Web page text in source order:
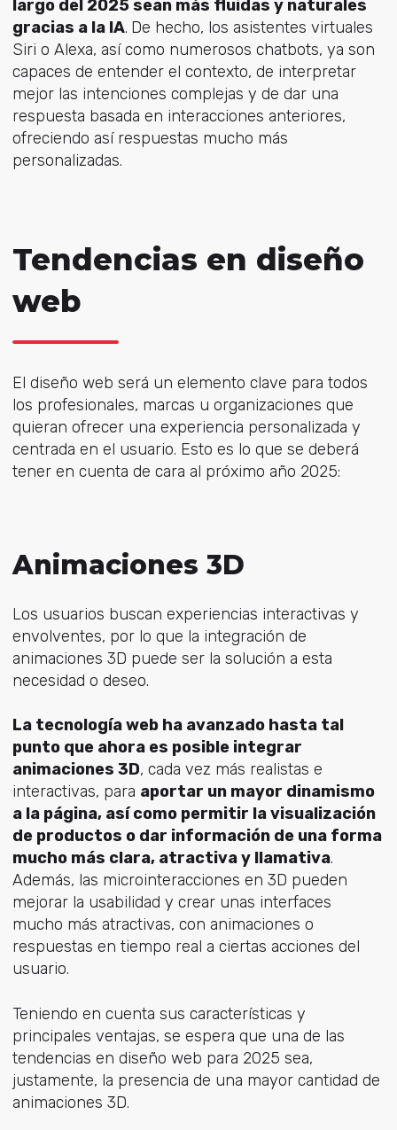
largo del 2025 sean más fluidas y naturales
gracias a la IA. De hecho, los asistentes virtuales
Siri o Alexa, así como numerosos chatbots, ya son
capaces de entender el contexto, de interpretar
mejor las intenciones complejas y de dar una
respuesta basada en interacciones anteriores,
ofreciendo así respuestas mucho más
personalizadas.
Tendencias en diseño
web
El diseño web será un elemento clave para todos
los profesionales, marcas u organizaciones que
quieran ofrecer una experiencia personalizada y
centrada en el usuario. Esto es lo que se deberá
tener en cuenta de cara al próximo año 2025:
Animaciones 3D
Los usuarios buscan experiencias interactivas y
envolventes, por lo que la integración de
animaciones 3D puede ser la solución a esta
necesidad o deseo.
La tecnología web ha avanzado hasta tal
punto que ahora es posible integrar
animaciones 3D, cada vez más realistas e
interactivas, para aportar un mayor dinamismo
a la página, así como permitir la visualización
de productos o dar información de una forma
mucho más clara, atractiva y llamativa.
Además, las microinteracciones en 3D pueden
mejorar la usabilidad y crear unas interfaces
mucho más atractivas, con animaciones o
respuestas en tiempo real a ciertas acciones del
usuario.
Teniendo en cuenta sus características y
principales ventajas, se espera que una de las
tendencias en diseño web para 2025 sea,
justamente, la presencia de una mayor cantidad de
animaciones 3D.